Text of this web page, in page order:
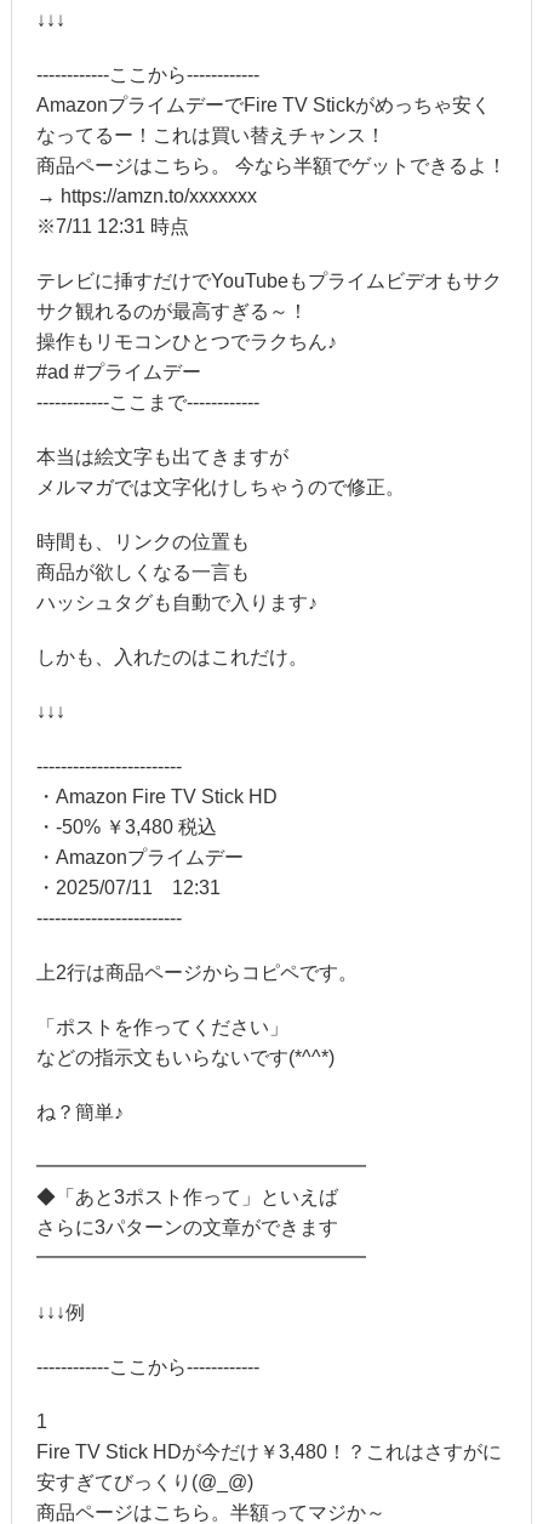
↓↓↓
------------ここから------------
AmazonプライムデーでFire TV Stickがめっちゃ安く
なってるー！これは買い替えチャンス！
商品ページはこちら。 今なら半額でゲットできるよ！
→ https://amzn.to/xxxxxxx
※7/11 12:31 時点
テレビに挿すだけでYouTubeもプライムビデオもサク
サク観れるのが最高すぎる～！
操作もリモコンひとつでラクちん♪
#ad #プライムデー
------------ここまで------------
本当は絵文字も出てきますが
メルマガでは文字化けしちゃうので修正。
時間も、リンクの位置も
商品が欲しくなる一言も
ハッシュタグも自動で入ります♪
しかも、入れたのはこれだけ。
↓↓↓
------------------------
・Amazon Fire TV Stick HD
・-50% ￥3,480 税込
・Amazonプライムデー
・2025/07/11 12:31
------------------------
上2行は商品ページからコピペです。
「ポストを作ってください」
などの指示文もいらないです(*^^*)
ね？簡単♪
━━━━━━━━━━━━━━━━━
◆「あと3ポスト作って」といえば
さらに3パターンの文章ができます
━━━━━━━━━━━━━━━━━
↓↓↓例
------------ここから------------
1
Fire TV Stick HDが今だけ￥3,480！？これはさすがに
安すぎてびっくり(@_@)
商品ページはこちら。半額ってマジか～